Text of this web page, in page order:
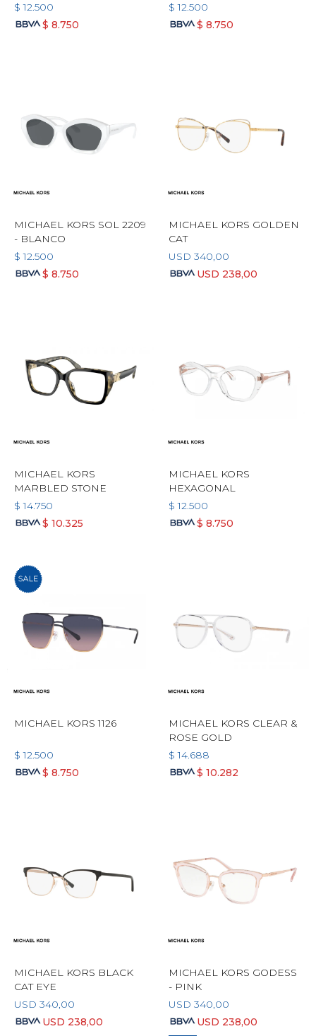
$ 12.500
$ 8.750
$ 12.500
$ 8.750
MICHAEL KORS SOL 2209
- BLANCO
$ 12.500
$ 8.750
MICHAEL KORS GOLDEN
CAT
USD 340,00
USD 238,00
MICHAEL KORS
MARBLED STONE
$ 14.750
$ 10.325
MICHAEL KORS
HEXAGONAL
$ 12.500
$ 8.750
MICHAEL KORS 1126
$ 12.500
$ 8.750
MICHAEL KORS CLEAR &
ROSE GOLD
$ 14.688
$ 10.282
MICHAEL KORS BLACK
CAT EYE
USD 340,00
USD 238,00
MICHAEL KORS GODESS
- PINK
USD 340,00
USD 238,00